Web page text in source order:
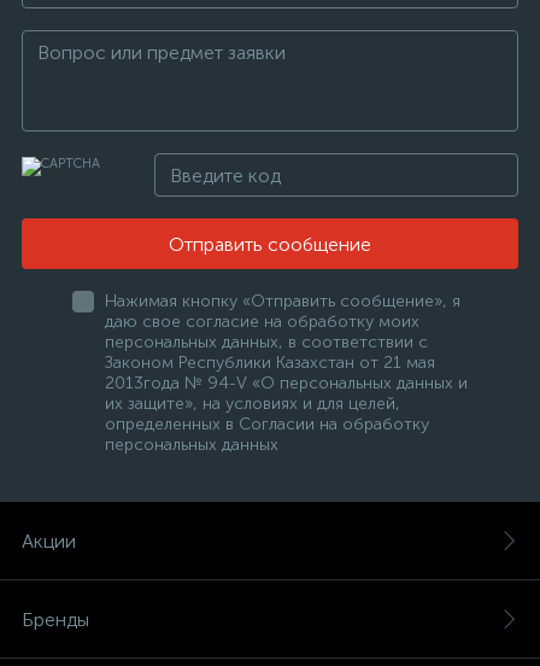
Отправить сообщение
Нажимая кнопку «Отправить сообщение», я
даю свое согласие на обработку моих
персональных данных, в соответствии с
Законом Республики Казахстан от 21 мая
2013года № 94-V «О персональных данных и
их защите», на условиях и для целей,
определенных в Согласии на обработку
персональных данных
Акции
Бренды